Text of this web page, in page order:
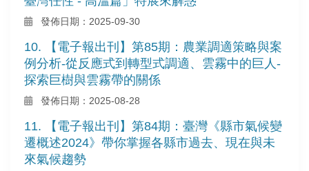
發佈日期：2025-09-30
10. 【電子報出刊】第85期：農業調適策略與案
例分析-從反應式到轉型式調適、雲霧中的巨人-
探索巨樹與雲霧帶的關係
發佈日期：2025-08-28
11. 【電子報出刊】第84期：臺灣《縣市氣候變
遷概述2024》帶你掌握各縣市過去、現在與未
來氣候趨勢